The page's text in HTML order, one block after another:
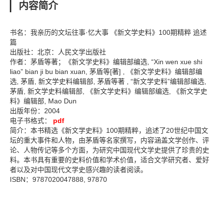
内容简介
书名：我亲历的文坛往事·忆大事 《新文学史料》100期精粹 追述
篇
出版社：北京：人民文学出版社
作者：茅盾等著；《新文学史料》编辑部编选, “Xin wen xue shi
liao” bian ji bu bian xuan, 茅盾等[著] , 《新文学史料》编辑部编
选, 茅盾, 新文学史料编辑部, 茅盾等著 , “新文学史料”编辑部编选,
茅盾, 新文学史料编辑部, 《新文学史料》编辑部编选, 《新文学史
料》编辑部, Mao Dun
出版年份：2004
电子书格式：
pdf
简介：本书精选《新文学史料》100期精粹，追述了20世纪中国文
坛的重大事件和人物，由茅盾等名家撰写，内容涵盖文学创作、评
论、人物传记等多个方面，为研究中国现代文学史提供了珍贵的史
料。本书具有重要的史料价值和学术价值，适合文学研究者、爱好
者以及对中国现代文学史感兴趣的读者阅读。
ISBN：9787020047888, 97870